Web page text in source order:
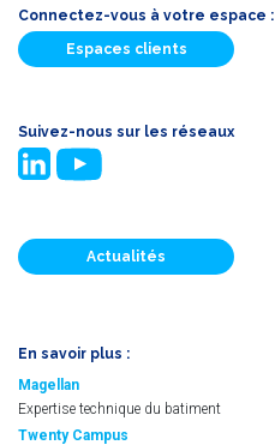
Connectez-vous à votre espace :
Espaces clients
Suivez-nous sur les réseaux
Actualités
En savoir plus :
Magellan
Expertise technique du batiment
Twenty Campus